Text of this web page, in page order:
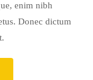
enim nibh
Donec dictum